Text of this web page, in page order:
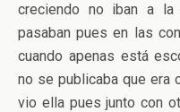
creciendo no iban a
pasaban pues en las
cuando apenas está
no se publicaba que era
vio ella pues junto con